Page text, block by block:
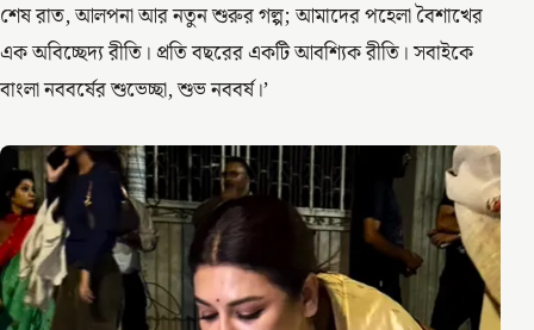
শেষ রাত, আলপনা আর নতুন শুরুর গল্প; আমাদের পহেলা বৈশাখের
এক অবিচ্ছেদ্য রীতি। প্রতি বছরের একটি আবশ্যিক রীতি। সবাইকে
বাংলা নববর্ষের শুভেচ্ছা, শুভ নববর্ষ।’